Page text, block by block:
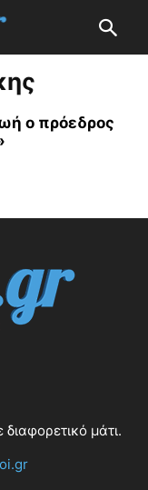
ο πρόεδρος
μάτι.